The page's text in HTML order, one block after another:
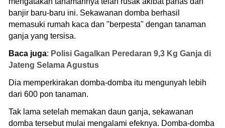
banjir baru-baru ini. Sekawanan domba berhasil
memasuki rumah kaca dan "berpesta" dengan tanaman
ganja yang tersisa.
Baca juga: Polisi Gagalkan Peredaran 9,3 Kg Ganja di
Jateng Selama Agustus
Dia memperkirakan domba-domba itu mengunyah lebih
dari 600 pon tanaman.
Tak lama setelah memakan daun ganja, sekawanan
domba tersebut mulai mengalami efeknya. Domba-domba